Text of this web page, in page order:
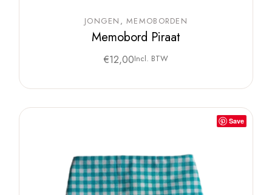
JONGEN MEMOBORDEN
Memobord Piraat
€12,00Incl. BTW
Save